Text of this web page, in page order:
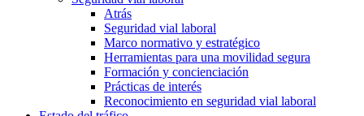
Atrás
Seguridad vial laboral
Marco normativo y estratégico
Herramientas para una movilidad segura
Formación y concienciación
Prácticas de interés
Reconocimiento en seguridad vial laboral